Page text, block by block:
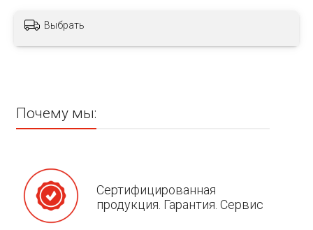
Выбрать
Почему мы:
Сертифицированная
продукция. Гарантия. Сервис